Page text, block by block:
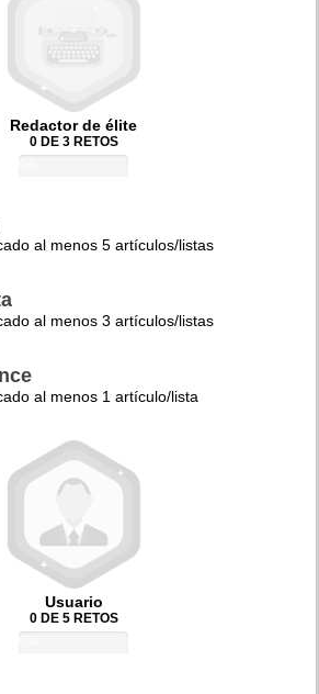
Redactor de élite
0 DE 3 RETOS
al menos 5 artículos/listas
al menos 3 artículos/listas
al menos 1 artículo/lista
Usuario
0 DE 5 RETOS